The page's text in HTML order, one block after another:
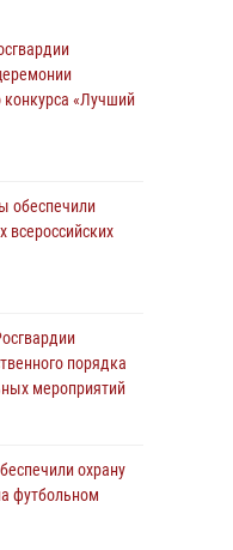
общественную
Отечества:
работы
вооружения в
стали
соревнований по
пресекли
на
полиции
конкурса «Лучший
обеспечили
всероссийских
порядка
мероприятий
охрану
футбольном